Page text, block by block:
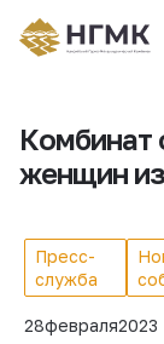
Комбинат
женщин
Пресс-
служба
28февраля2023